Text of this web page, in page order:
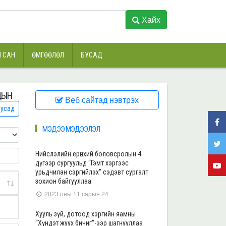
Хайх
САН ӨМГӨӨЛӨЛ БУСАД
Веб сайтад нэвтрэх
МЭДЭЭ МЭДЭЭЛЭЛ
Нийслэлийн ерөнхий боловсролын 4
дүгээр сургуульд “Гэмт хэргээс
урьдчилан сэргийлэх” сэдэвт сургалт
зохион байгууллаа
2023 оны 11 сарын 24
Хууль зүй, дотоод хэргийн яамны
“Хүндэт жуух бичиг”-ээр шагнууллаа